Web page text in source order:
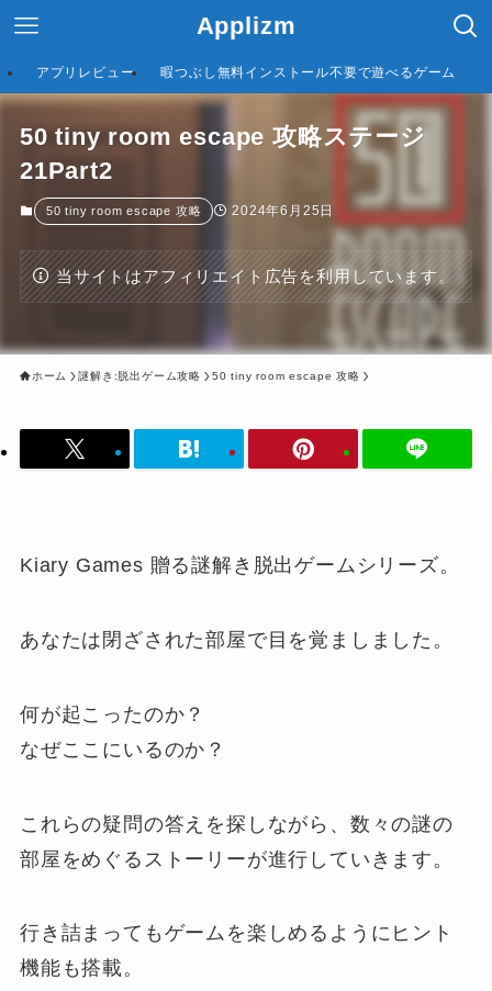
Applizm
アプリレビュー 暇つぶし無料インストール不要で遊べるゲーム
50 tiny room escape 攻略ステージ
21Part2
50 tiny room escape 攻略 2024年6月25日
当サイトはアフィリエイト広告を利用しています。
ホーム 謎解き:脱出ゲーム攻略 50 tiny room escape 攻略
Kiary Games 贈る謎解き脱出ゲームシリーズ。
あなたは閉ざされた部屋で目を覚ましました。
何が起こったのか？
なぜここにいるのか？
これらの疑問の答えを探しながら、数々の謎の
部屋をめぐるストーリーが進行していきます。
行き詰まってもゲームを楽しめるようにヒント
機能も搭載。